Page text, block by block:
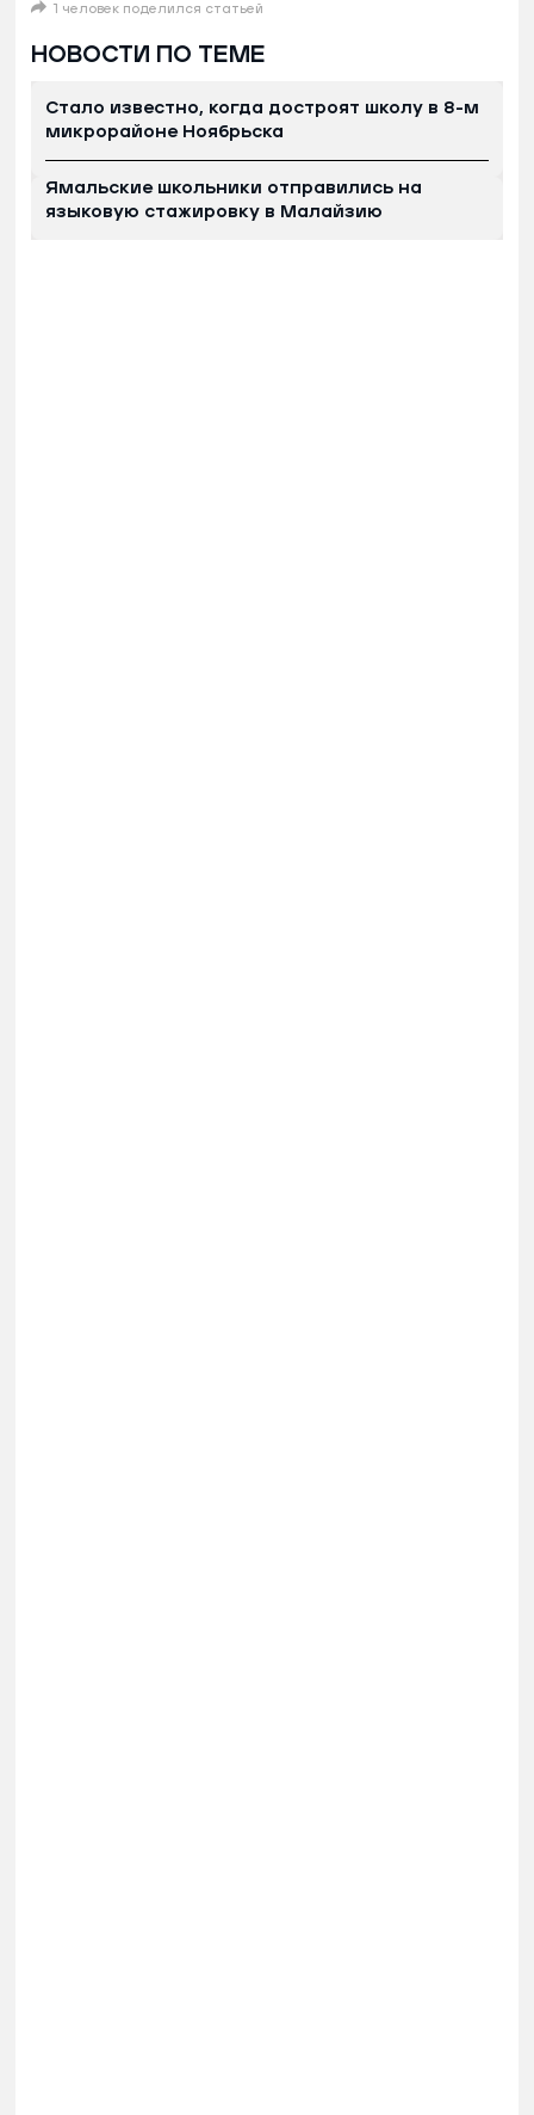
1 человек поделился статьей
НОВОСТИ ПО ТЕМЕ
Стало известно, когда достроят школу в 8-м
микрорайоне Ноябрьска
Ямальские школьники отправились на
языковую стажировку в Малайзию